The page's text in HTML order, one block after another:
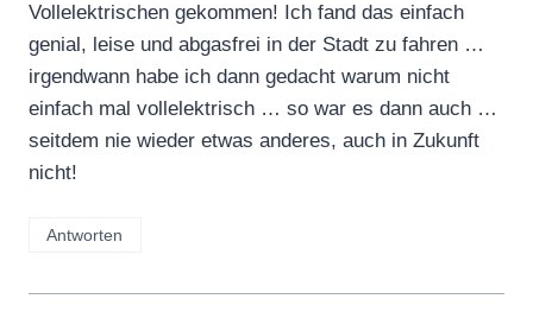
Vollelektrischen gekommen! Ich fand das einfach
genial, leise und abgasfrei in der Stadt zu fahren …
irgendwann habe ich dann gedacht warum nicht
einfach mal vollelektrisch … so war es dann auch …
seitdem nie wieder etwas anderes, auch in Zukunft
nicht!
Antworten